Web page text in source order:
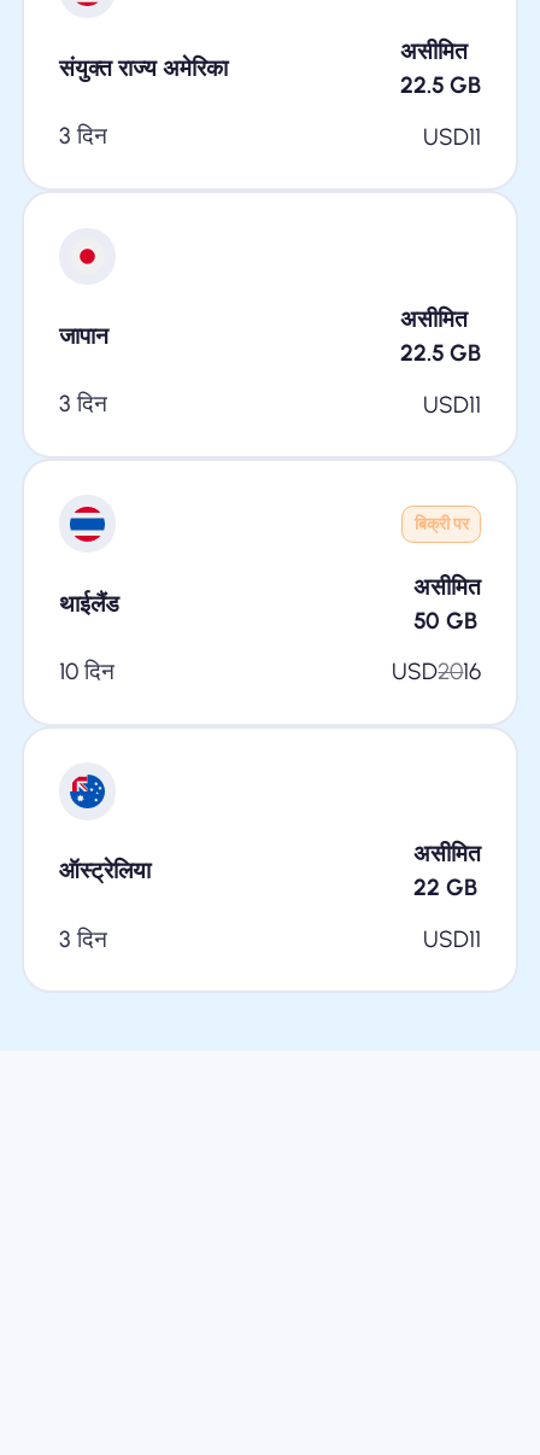
संयुक्त राज्य अमेरिका
असीमित
22.5 GB
3 दिन
USD11
जापान
असीमित
22.5 GB
3 दिन
USD11
बिक्री पर
थाईलैंड
असीमित
50 GB
10 दिन
USD2016
ऑस्ट्रेलिया
असीमित
22 GB
3 दिन
USD11